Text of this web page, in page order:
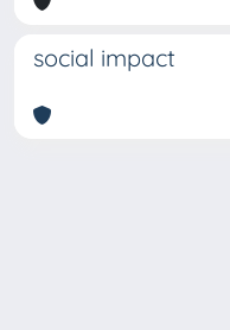
social impact